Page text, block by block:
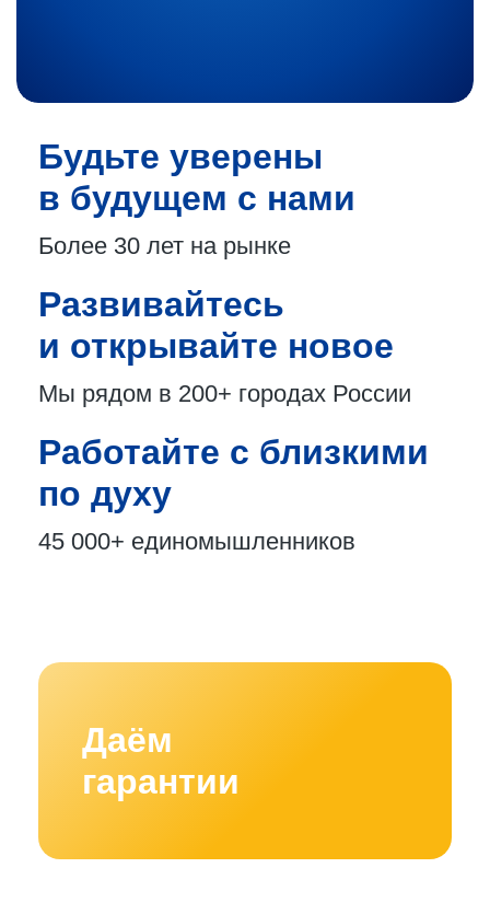
Будьте уверены
в будущем с нами
Более 30 лет на рынке
Развивайтесь
и открывайте новое
Мы рядом в 200+ городах России
Работайте с близкими
по духу
45 000+ единомышленников
Даём
гарантии